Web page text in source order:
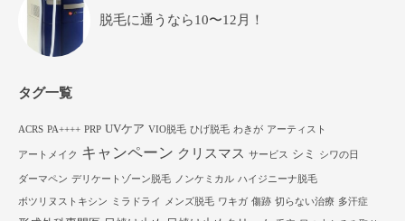
脱毛に通うなら10〜12月！
タグ一覧
ACRS PA++++ PRP UVケア VIO脱毛 ひげ脱毛 わきが アーティスト
アートメイク キャンペーン クリスマス サービス シミ シワの日
ダーマペン デリケートゾーン脱毛 ノンケミカル ハイジニーナ脱毛
ボツリヌストキシン ミラドライ メンズ脱毛 ワキガ 傷跡 切らない治療 多汗症